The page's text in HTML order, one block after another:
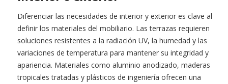
Diferenciar las necesidades de interior y exterior es clave al
definir los materiales del mobiliario. Las terrazas requieren
soluciones resistentes a la radiación UV, la humedad y las
variaciones de temperatura para mantener su integridad y
apariencia. Materiales como aluminio anodizado, maderas
tropicales tratadas y plásticos de ingeniería ofrecen una